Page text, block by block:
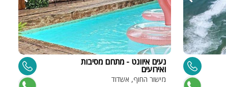
נעים איוונט - מתחם מסיבות
ואירועים
מישור החוף, אשדוד